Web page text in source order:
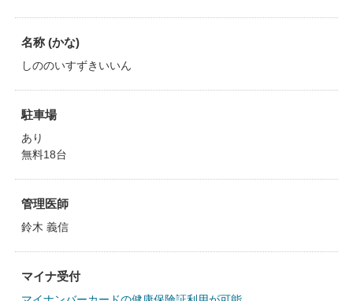
名称 (かな)
しののいすずきいいん
駐車場
あり
無料18台
管理医師
鈴木 義信
マイナ受付